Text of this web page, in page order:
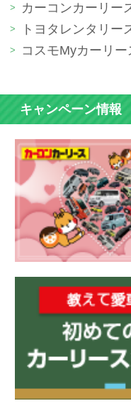
カーコンカーリー
トヨタレンタリー
コスモMyカーリー
キャンペーン情報